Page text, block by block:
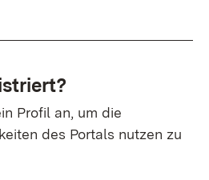
Profil an, um die
des Portals nutzen zu